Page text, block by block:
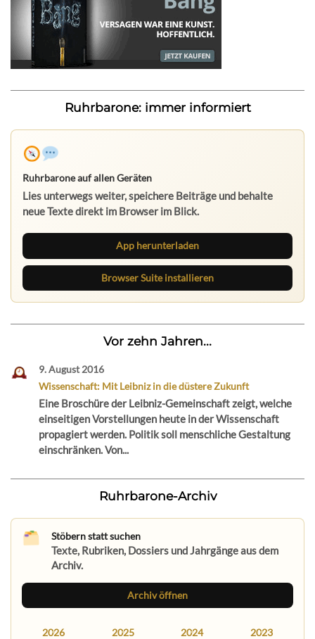
Ruhrbarone: immer informiert
Ruhrbarone auf allen Geräten
Lies unterwegs weiter, speichere Beiträge und behalte
neue Texte direkt im Browser im Blick.
App herunterladen
Browser Suite installieren
Vor zehn Jahren...
9. August 2016
Wissenschaft: Mit Leibniz in die düstere Zukunft
Eine Broschüre der Leibniz-Gemeinschaft zeigt, welche
einseitigen Vorstellungen heute in der Wissenschaft
propagiert werden. Politik soll menschliche Gestaltung
einschränken. Von...
Ruhrbarone-Archiv
Stöbern statt suchen
Texte, Rubriken, Dossiers und Jahrgänge aus dem
Archiv.
Archiv öffnen
2026 2025 2024 2023